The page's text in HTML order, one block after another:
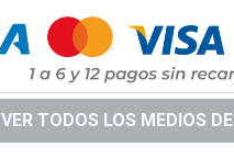
VER TODOS LOS MEDIOS